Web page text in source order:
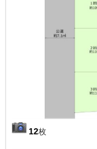
12枚